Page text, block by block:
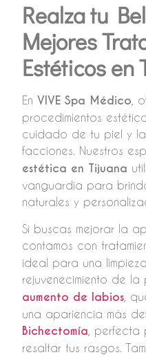
Realza tu
Mejores
Estéticos en
En VIVE Spa Médico ,
procedimientos
cuidado de tu piel y
facciones. Nuestros
estética en Tijuana
vanguardia para
naturales y
Si buscas mejorar la
contamos con
ideal para una
rejuvenecimiento de la
aumento de labios ,
una apariencia más
Bichectomía ,
resaltar tus rasgos.